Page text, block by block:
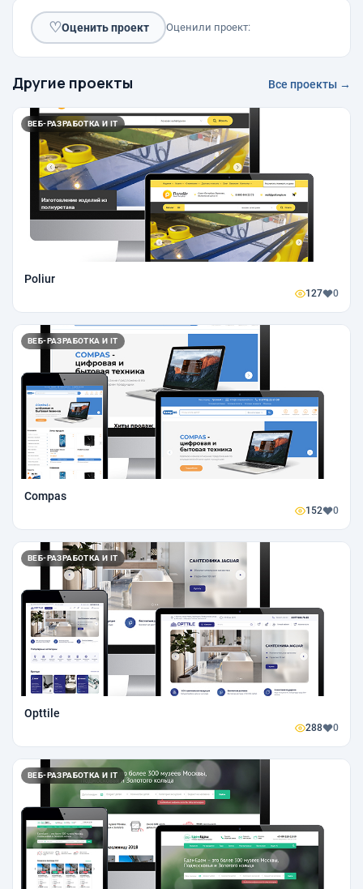
♡Оценить проект Оценили проект:
Другие проекты Все проекты →
ВЕБ-РАЗРАБОТКА И IT
Poliur
127 0
ВЕБ-РАЗРАБОТКА И IT
Compas
152 0
ВЕБ-РАЗРАБОТКА И IT
Opttile
288 0
ВЕБ-РАЗРАБОТКА И IT